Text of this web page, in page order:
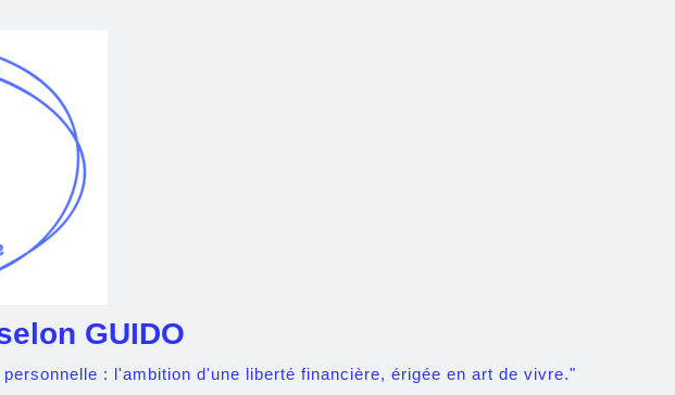
GUIDO
: l'ambition d'une liberté financière, érigée en art de vivre."